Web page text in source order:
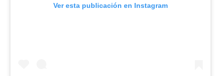
Ver esta publicación en Instagram